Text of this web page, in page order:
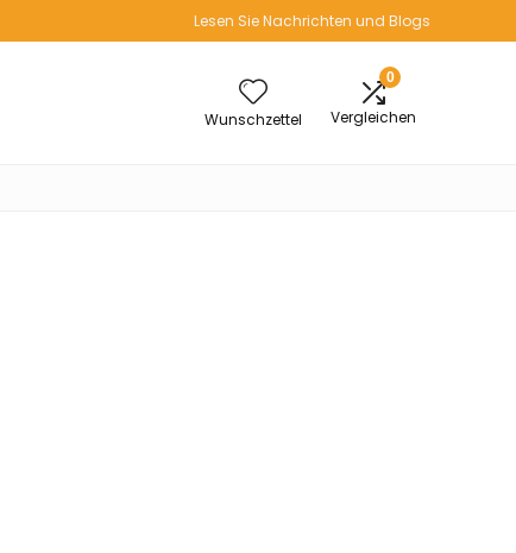
Lesen Sie Nachrichten und Blogs
Wunschzettel
0
Vergleichen